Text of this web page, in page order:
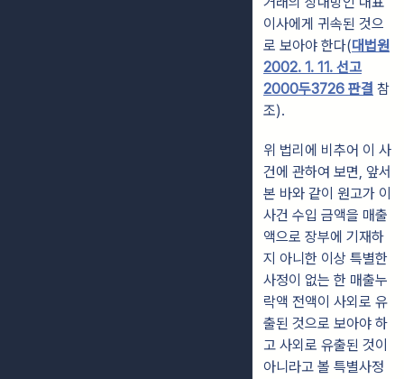
이사에게 귀속된 것으
로 보아야 한다(대법원
2002. 1. 11. 선고
2000두3726 판결 참
조).
위 법리에 비추어 이 사
건에 관하여 보면, 앞서
본 바와 같이 원고가 이
사건 수입 금액을 매출
액으로 장부에 기재하
지 아니한 이상 특별한
사정이 없는 한 매출누
락액 전액이 사외로 유
출된 것으로 보아야 하
고 사외로 유출된 것이
아니라고 볼 특별사정